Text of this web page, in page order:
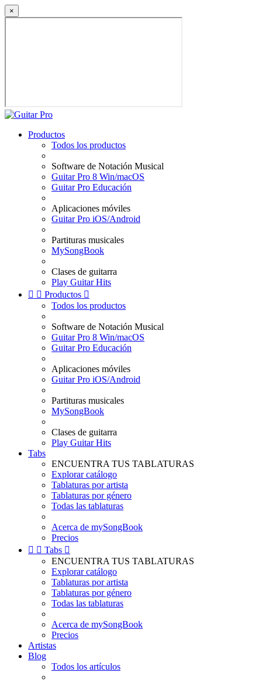
×
Productos
Todos los productos
Software de Notación Musical
Guitar Pro 8 Win/macOS
Guitar Pro Educación
Aplicaciones móviles
Guitar Pro iOS/Android
Partituras musicales
MySongBook
Clases de guitarra
Play Guitar Hits
  Productos 
Todos los productos
Software de Notación Musical
Guitar Pro 8 Win/macOS
Guitar Pro Educación
Aplicaciones móviles
Guitar Pro iOS/Android
Partituras musicales
MySongBook
Clases de guitarra
Play Guitar Hits
Tabs
ENCUENTRA TUS TABLATURAS
Explorar catálogo
Tablaturas por artista
Tablaturas por género
Todas las tablaturas
Acerca de mySongBook
Precios
  Tabs 
ENCUENTRA TUS TABLATURAS
Explorar catálogo
Tablaturas por artista
Tablaturas por género
Todas las tablaturas
Acerca de mySongBook
Precios
Artistas
Blog
Todos los artículos